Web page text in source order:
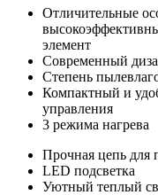
Отличительные
элемент
Современный
Степень
Компактный и
управления
3 режима нагрева
Прочная цепь для
LED подсветка
Уютный теплый